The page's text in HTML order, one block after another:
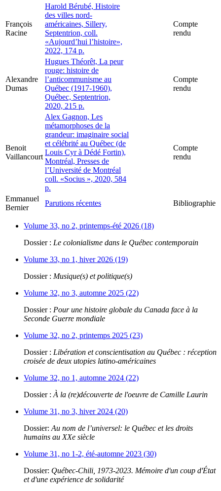
François
Racine
Harold Bérubé, Histoire
des villes nord-
américaines, Sillery,
Septentrion, coll.
«Aujourd’hui l’histoire»,
2022, 174 p.
Compte
rendu
Alexandre
Dumas
Hugues Théorêt, La peur
rouge: histoire de
l’anticommunisme au
Québec (1917-1960),
Québec, Septentrion,
2020, 215 p.
Compte
rendu
Benoit
Vaillancourt
Alex Gagnon, Les
métamorphoses de la
grandeur: imaginaire social
et célébrité au Québec (de
Louis Cyr à Dédé Fortin),
Montréal, Presses de
l’Université de Montréal
coll. «Socius », 2020, 584
p.
Compte
rendu
Emmanuel
Bernier
Parutions récentes Bibliographie
Volume 33, no 2, printemps-été 2026 (18)
Dossier : Le colonialisme dans le Québec contemporain
Volume 33, no 1, hiver 2026 (19)
Dossier : Musique(s) et politique(s)
Volume 32, no 3, automne 2025 (22)
Dossier : Pour une histoire globale du Canada face à la
Seconde Guerre mondiale
Volume 32, no 2, printemps 2025 (23)
Dossier : Libération et conscientisation au Québec : réception
croisée de deux utopies latino-américaines
Volume 32, no 1, automne 2024 (22)
Dossier : À la (re)découverte de l'oeuvre de Camille Laurin
Volume 31, no 3, hiver 2024 (20)
Dossier: Au nom de l’universel: le Québec et les droits
humains au XXe siècle
Volume 31, no 1-2, été-automne 2023 (30)
Dossier: Québec-Chili, 1973-2023. Mémoire d'un coup d'État
et d'une expérience de solidarité